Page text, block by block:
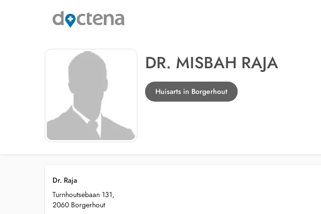
DR. MISBAH RAJA
Huisarts in Borgerhout
Dr. Raja
Turnhoutsebaan 131,
2060 Borgerhout